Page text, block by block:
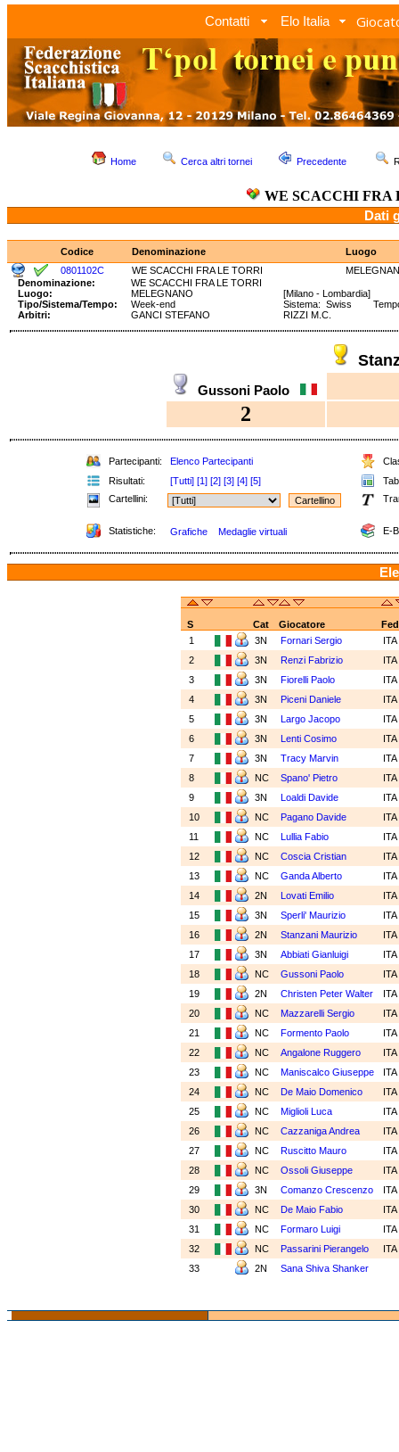
Contatti Elo Italia
Home Cerca altri tornei Precedente
WE SCACCHI FRA
Dati
Codice Denominazione
Luogo
0801102C
WE SCACCHI FRA LE TORRI
Denominazione:
WE SCACCHI FRA LE TORRI
Luogo:
MELEGNANO
[Milano - Lombardia]
Tipo/Sistema/Tempo:
Week-end
Sistema: Swiss
Arbitri:
GANCI STEFANO RIZZI M.C.
Gussoni Paolo
2
Partecipanti: Elenco Partecipanti
Risultati:
[Tutti] [1] [2] [3] [4] [5]
Cartellini:
Statistiche: Grafiche Medaglie virtuali E-
S Cat Giocatore
Fed
1
3N Fornari Sergio
ITA
2
3N Renzi Fabrizio
ITA
3
3N Fiorelli Paolo
ITA
4
3N Piceni Daniele
ITA
5
3N Largo Jacopo
ITA
6
3N Lenti Cosimo
ITA
7
3N Tracy Marvin
ITA
8
NC Spano' Pietro
ITA
9
3N Loaldi Davide
ITA
10
NC Pagano Davide
ITA
11
NC Lullia Fabio
ITA
12
NC Coscia Cristian
ITA
13
NC Ganda Alberto
ITA
14
2N Lovati Emilio
ITA
15
3N Sperli' Maurizio
ITA
16
2N Stanzani Maurizio
ITA
17
3N Abbiati Gianluigi
ITA
18
NC Gussoni Paolo
ITA
19
2N Christen Peter Walter
ITA
20
NC Mazzarelli Sergio
ITA
21
NC Formento Paolo
ITA
22
NC Angalone Ruggero
ITA
23
NC Maniscalco Giuseppe
ITA
24
NC De Maio Domenico
ITA
25
NC Miglioli Luca
ITA
26
NC Cazzaniga Andrea
ITA
27
NC Ruscitto Mauro
ITA
28
NC Ossoli Giuseppe
ITA
29
3N Comanzo Crescenzo
ITA
30
NC De Maio Fabio
ITA
31
NC Formaro Luigi
ITA
32
NC Passarini Pierangelo
ITA
33
2N Sana Shiva Shanker